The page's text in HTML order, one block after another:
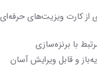
از کارت ویزیت‌های
با برنزه‌سازی